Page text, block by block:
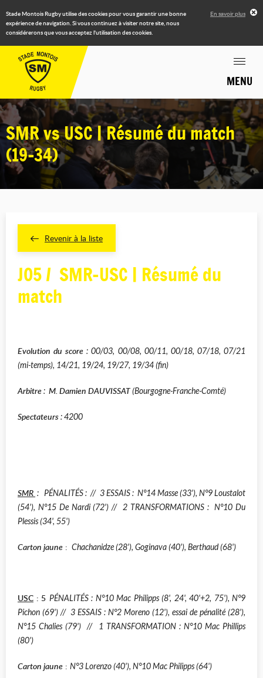
Stade Montois Rugby utilise des cookies pour vous garantir une bonne
expérience de navigation. Si vous continuez à visiter notre site, nous
considérerons que vous acceptez l'utilisation des cookies.
En savoir plus
MENU
SMR vs USC | Résumé du match
(19-34)
Revenir à la liste
JO5 / SMR-USC | Résumé du
match
Evolution du score : 00/03, 00/08, 00/11, 00/18, 07/18, 07/21
(mi-temps), 14/21, 19/24, 19/27, 19/34 (fin)
Arbitre: M. Damien DAUVISSAT(Bourgogne-Franche-Comté)
Spectateurs: 4200
SMR :PÉNALITÉS :// 3ESSAIS : N°14 Masse (33'), N°9 Loustalot
(54'), N°15 De Nardi (72')// 2 TRANSFORMATIONS : N°10 Du
Plessis (34', 55')
Carton jaune : Chachanidze (28'), Goginava (40'), Berthaud (68')
USC : 5 PÉNALITÉS : N°10 Mac Philipps (8', 24', 40'+2, 75'), N°9
Pichon (69') // 3 ESSAIS : N°2 Moreno (12'), essai de pénalité (28'),
N°15 Chalies (79') // 1 TRANSFORMATION : N°10 Mac Phillips
(80')
Carton jaune : N°3 Lorenzo (40'), N°10 Mac Philipps (64')